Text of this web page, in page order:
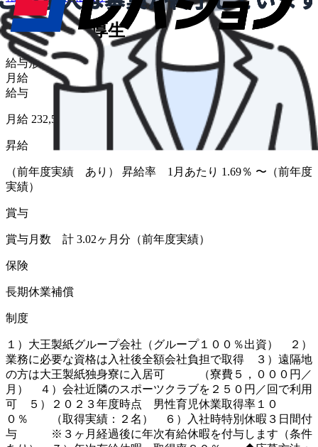
給与・福利厚生
給与形態
月給
給与
月給 232,590円〜300,200円
昇給
（前年度実績 あり） 昇給率 1月あたり 1.69％ 〜（前年度
実績）
賞与
賞与月数 計 3.02ヶ月分（前年度実績）
保険
長期休業補償
制度
１）大王製紙グループ会社（グループ１００％出資） ２）
業務に必要な資格は入社後全額会社負担で取得 ３）遠隔地
の方は大王製紙独身寮に入居可 （寮費５，０００円／
月） ４）会社近隣のスポーツクラブを２５０円／回で利用
可 ５）２０２３年度時点 男性育児休業取得率１０
０％ （取得実績：２名） ６）入社時特別休暇３日間付
与 ※３ヶ月経過後に年次有給休暇を付与します（条件